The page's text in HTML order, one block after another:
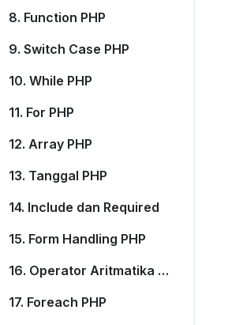
8. Function PHP
9. Switch Case PHP
10. While PHP
11. For PHP
12. Array PHP
13. Tanggal PHP
14. Include dan Required
15. Form Handling PHP
16. Operator Aritmatika PHP
17. Foreach PHP